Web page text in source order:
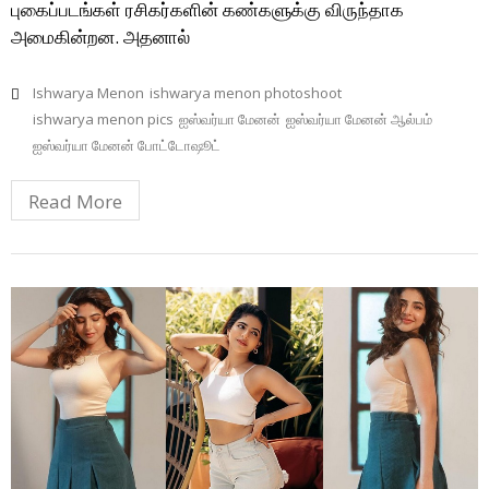
புகைப்படங்கள் ரசிகர்களின் கண்களுக்கு விருந்தாக
அமைகின்றன. அதனால்
Ishwarya Menon ishwarya menon photoshoot
ishwarya menon pics ஐஸ்வர்யா மேனன் ஐஸ்வர்யா மேனன் ஆல்பம்
ஐஸ்வர்யா மேனன் போட்டோஷூட்
Read More